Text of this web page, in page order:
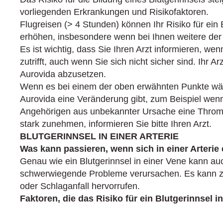
vorliegenden Erkrankungen und Risikofaktoren.
Flugreisen (> 4 Stunden) können Ihr Risiko für ein
erhöhen, insbesondere wenn bei Ihnen weitere
Es ist wichtig, dass Sie Ihren Arzt informieren,
zutrifft, auch wenn Sie sich nicht sicher sind. Ihr
Aurovida abzusetzen.
Wenn es bei einem der oben erwähnten Punkte
Aurovida eine Veränderung gibt, zum Beispiel
Angehörigen aus unbekannter Ursache eine
stark zunehmen, informieren Sie bitte Ihren Arzt.
BLUTGERINNSEL IN EINER ARTERIE
Was kann passieren, wenn sich in einer
Genau wie ein Blutgerinnsel in einer Vene kann
schwerwiegende Probleme verursachen. Es kann
oder Schlaganfall hervorrufen.
Faktoren, die das Risiko für ein Blutgerinnsel